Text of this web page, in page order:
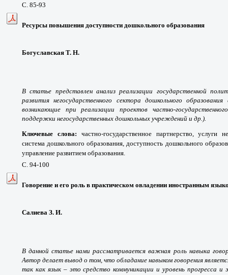
С. 85-93
Ресурсы повышения доступности дошкольного образования
Богуславская Т. Н.
В статье представлен анализ реализации государственной
развития негосударственного сектора дошкольного
возникающие при реализации проектов частно-
поддержки негосударственных дошкольных учреждений и др.).
Ключевые слова: частно-государственное партнерство, услуги
система дошкольного образования, доступность дошкольного
управление развитием образования.
С. 94-100
Говорение и его роль в практическом овладении иностранным
Салиева З. И.
В данной статье нами рассматривается важная роль навыка
Автор делает вывод о том, что обладание навыком говорения
так как язык – это средство коммуникации и уровень прогресса и